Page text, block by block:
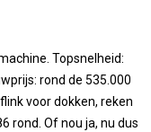
Topsnelheid:
rond de 535.000
voor dokken, reken
rond. Of nou ja, nu dus